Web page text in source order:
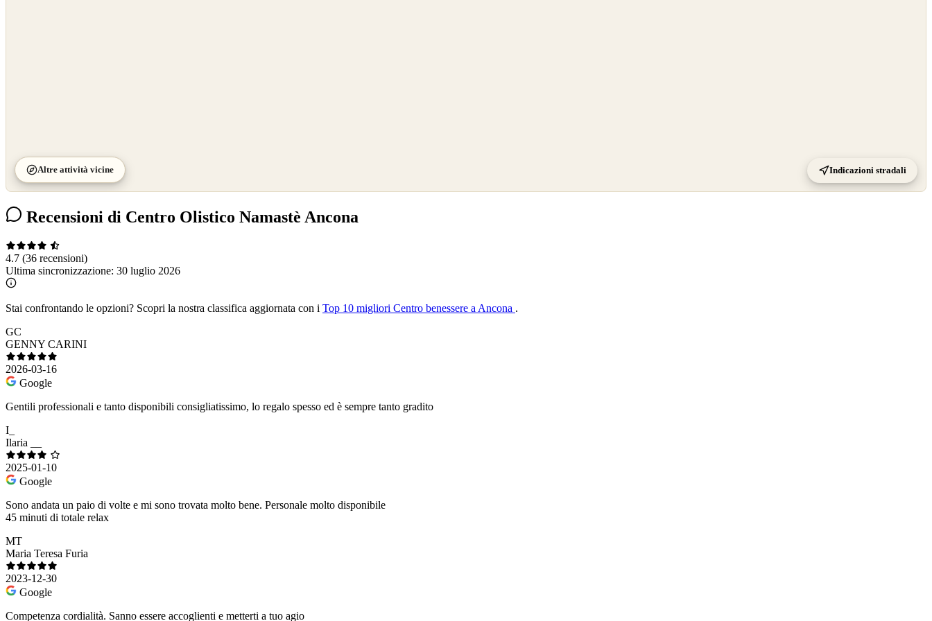
Altre attività vicine Indicazioni stradali
Recensioni di Centro Olistico Namastè Ancona
4.7 (36 recensioni)
Ultima sincronizzazione: 30 luglio 2026
Stai confrontando le opzioni? Scopri la nostra classifica aggiornata con i Top 10 migliori Centro benessere a Ancona .
GC
GENNY CARINI
2026-03-16
Google
Gentili professionali e tanto disponibili consigliatissimo, lo regalo spesso ed è sempre tanto gradito
I_
Ilaria __
2025-01-10
Google
Sono andata un paio di volte e mi sono trovata molto bene. Personale molto disponibile
45 minuti di totale relax
MT
Maria Teresa Furia
2023-12-30
Google
Competenza cordialità. Sanno essere accoglienti e metterti a tuo agio